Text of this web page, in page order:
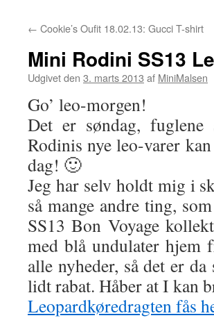
← Cookie’s Oufit 18.02.13: Gucci T-shirt
Mini Rodini SS13
Udgivet den 3. marts 2013 af MiniMalsen
Go’ leo-morgen!
Det er søndag,
Rodinis nye leo-varer
dag! 🙂
Jeg har selv holdt mig i
så mange andre ting,
SS13 Bon Voyage
med blå undulater hjem
alle nyheder, så det er
lidt rabat. Håber at I kan
Leopardkøredragten fås